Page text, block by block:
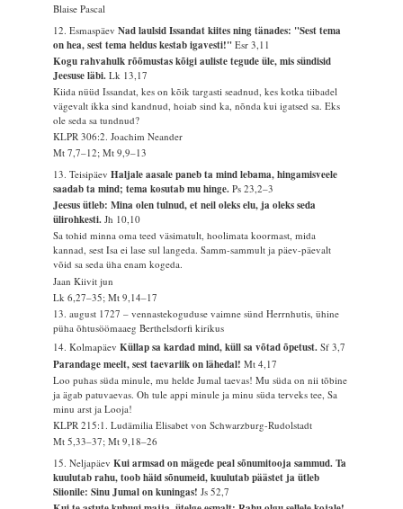
Blaise Pascal
12. EsmaspäevNad laulsid Issandat kiites ning tänades: "Sest tema
on hea, sest tema heldus kestab igavesti!"Esr 3,11
Kogu rahvahulk rõõmustas kõigi auliste tegude üle, mis sündisid
Jeesuse läbi.Lk 13,17
Kiida nüüd Issandat, kes on kõik targasti seadnud, kes kotka tiibadel
vägevalt ikka sind kandnud, hoiab sind ka, nõnda kui igatsed sa. Eks
ole seda sa tundnud?
KLPR 306:2. Joachim Neander
Mt 7,7–12; Mt 9,9–13
13. TeisipäevHaljale aasale paneb ta mind lebama, hingamisveele
saadab ta mind; tema kosutab mu hinge.Ps 23,2–3
Jeesus ütleb: Mina olen tulnud, et neil oleks elu, ja oleks seda
ülirohkesti.Jh 10,10
Sa tohid minna oma teed väsimatult, hoolimata koormast, mida
kannad, sest Isa ei lase sul langeda. Samm-sammult ja päev-päevalt
võid sa seda üha enam kogeda.
Jaan Kiivit jun
Lk 6,27–35; Mt 9,14–17
13. august 1727 – vennastekoguduse vaimne sünd Herrnhutis, ühine
püha õhtusöömaaeg Berthelsdorfi kirikus
14. KolmapäevKüllap sa kardad mind, küll sa võtad õpetust.Sf 3,7
Parandage meelt, sest taevariik on lähedal!Mt 4,17
Loo puhas süda minule, mu helde Jumal taevas! Mu süda on nii tõbine
ja ägab patuvaevas. Oh tule appi minule ja minu süda terveks tee, Sa
minu arst ja Looja!
KLPR 215:1. Ludämilia Elisabet von Schwarzburg-Rudolstadt
Mt 5,33–37; Mt 9,18–26
15. NeljapäevKui armsad on mägede peal sõnumitooja sammud. Ta
kuulutab rahu, toob häid sõnumeid, kuulutab päästet ja ütleb
Siionile: Sinu Jumal on kuningas!Js 52,7